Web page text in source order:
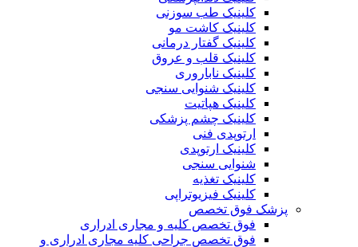
کلینیک طب سوزنی
کلینیک کاشت مو
کلینیک گفتار درمانی
کلینیک قلب و عروق
کلینیک ناباروری
کلینیک شنوایی سنجی
کلینیک هپاتیت
کلینیک چشم پزشکی
ارتوپدی فنی
کلینیک ارتوپدی
شنوایی سنجی
کلینیک تغذیه
کلینیک فیزیوتراپی
پزشک فوق تخصص
فوق تخصص کلیه و مجاری ادراری
فوق تخصص جراحی کلیه مجاری ادراری و